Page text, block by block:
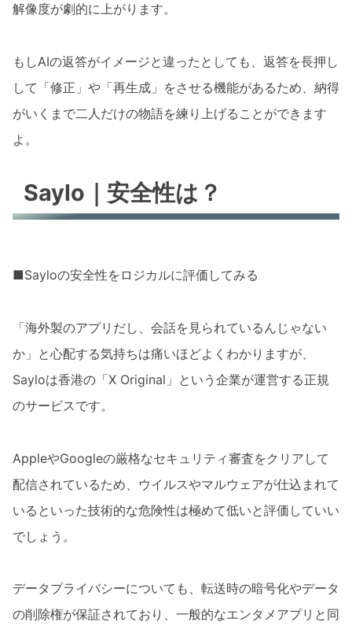
解像度が劇的に上がります。
もしAIの返答がイメージと違ったとしても、返答を長押し
して「修正」や「再生成」をさせる機能があるため、納得
がいくまで二人だけの物語を練り上げることができます
よ。
Saylo｜安全性は？
■Sayloの安全性をロジカルに評価してみる
「海外製のアプリだし、会話を見られているんじゃない
か」と心配する気持ちは痛いほどよくわかりますが、
Sayloは香港の「X Original」という企業が運営する正規
のサービスです。
AppleやGoogleの厳格なセキュリティ審査をクリアして
配信されているため、ウイルスやマルウェアが仕込まれて
いるといった技術的な危険性は極めて低いと評価していい
でしょう。
データプライバシーについても、転送時の暗号化やデータ
の削除権が保証されており、一般的なエンタメアプリと同